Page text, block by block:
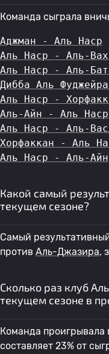
Команда сыграла
Аджман - Аль Наср
Аль Наср - Аль-
Аль Наср - Аль-
Дибба Аль
Аль Наср -
Аль-Айн - Аль Наср
Аль Наср - Аль-
Хорфаккан - Аль
Аль Наср - Аль-Айн
Какой самый
текущем сезоне?
Самый
против Аль-Джазира,
Сколько раз клуб
текущем сезоне в
Команда проигрывала
составляет 23% от